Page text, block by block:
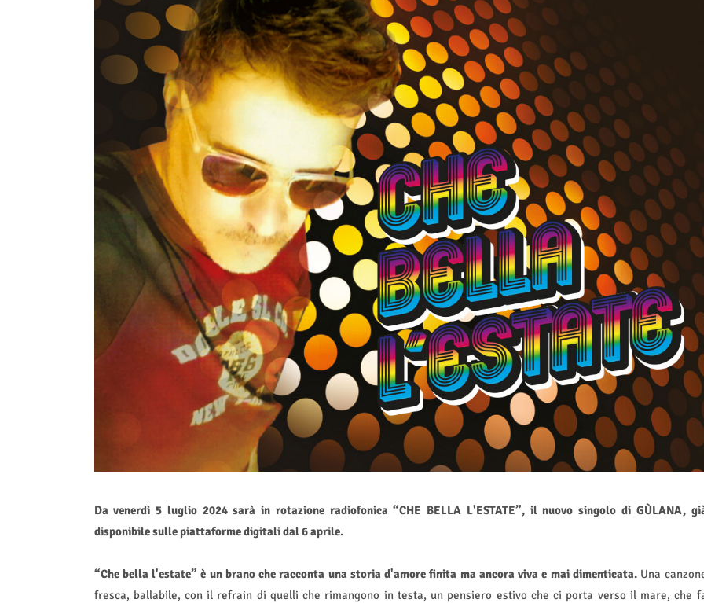
Da venerdì 5 luglio 2024 sarà in rotazione radiofonica “CHE BELLA L'ESTATE”, il nuovo singolo di GÙLANA,
disponibile sulle piattaforme digitali dal 6 aprile.
“Che bella l'estate” è un brano che racconta una storia d'amore finita ma ancora viva e mai dimenticata.Una
fresca, ballabile, con il refrain di quelli che rimangono in testa, un pensiero estivo che ci porta verso il mare, che